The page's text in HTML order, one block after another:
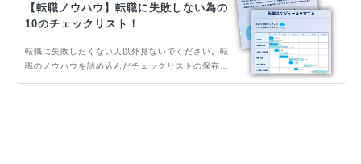
【転職ノウハウ】転職に失敗しない為の
10のチェックリスト！
転職に失敗したくない人以外見ないでください。転
職のノウハウを詰め込んだチェックリストの保存